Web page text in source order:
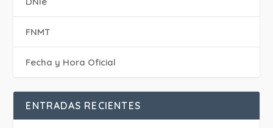
FNMT
Fecha y Hora Oficial
ENTRADAS RECIENTES